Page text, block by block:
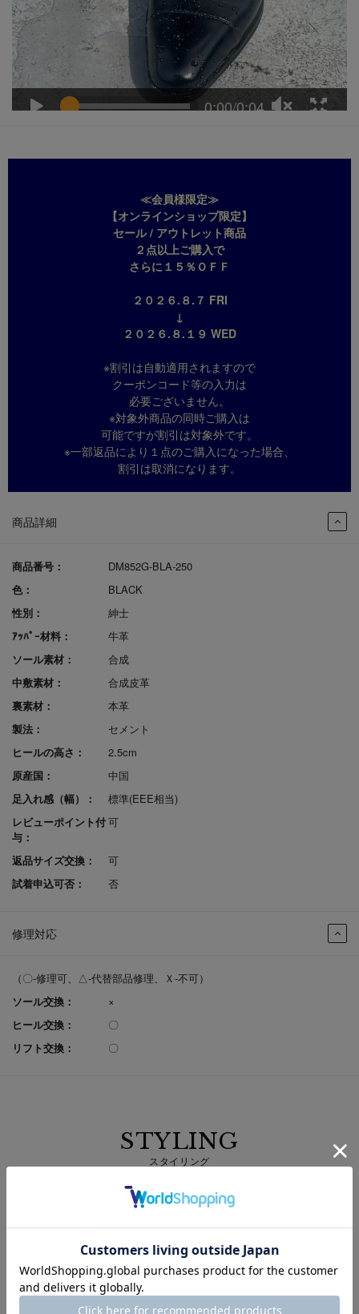
商品詳細
商品番号：
DM852G-BLA-250
色：
BLACK
性別：
紳士
ｱｯﾊﾟｰ材料：
牛革
ソール素材：
合成
中敷素材：
合成皮革
裏素材：
本革
製法：
セメント
ヒールの高さ：
2.5cm
原産国：
中国
足入れ感（幅）：
標準(EEE相当)
レビューポイント付
与：
可
返品サイズ交換：
可
試着申込可否：
否
修理対応
（〇-修理可、△-代替部品修理、Ｘ-不可）
ソール交換：
×
ヒール交換：
〇
リフト交換：
〇
≪会員様限定≫
【オンラインショップ限定】
セール / アウトレット商品
２点以上ご購入で
さらに１５％ＯＦＦ
２０２６.８.７ FRI
↓
２０２６.８.１９ WED
※割引は自動適用されますので
クーポンコード等の入力は
必要ございません。
※対象外商品の同時ご購入は
可能ですが割引は対象外です。
※一部返品により１点のご購入になった場合、
割引は取消になります。
STYLING
スタイリング